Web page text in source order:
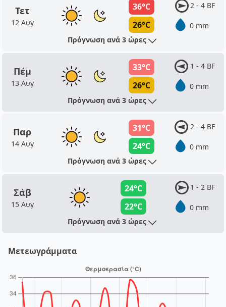
Τετ
12 Αυγ
36°C
26°C
2 - 4 BF
0 mm
Πρόγνωση ανά 3 ώρες
Πέμ
13 Αυγ
33°C
26°C
1 - 4 BF
0 mm
Πρόγνωση ανά 3 ώρες
Παρ
14 Αυγ
31°C
24°C
2 - 4 BF
0 mm
Πρόγνωση ανά 3 ώρες
Σάβ
15 Αυγ
24°C
22°C
1 - 2 BF
0 mm
Πρόγνωση ανά 3 ώρες
Μετεωγράμματα